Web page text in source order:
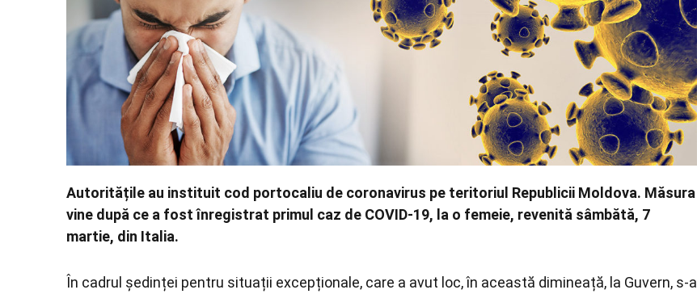
Autoritățile au instituit cod portocaliu de coronavirus pe teritoriul Republicii Moldova. Măsura
vine după ce a fost înregistrat primul caz de COVID-19, la o femeie, revenită sâmbătă, 7
martie, din Italia.
În cadrul ședinței pentru situații excepționale, care a avut loc, în această dimineață, la Guvern, s-a